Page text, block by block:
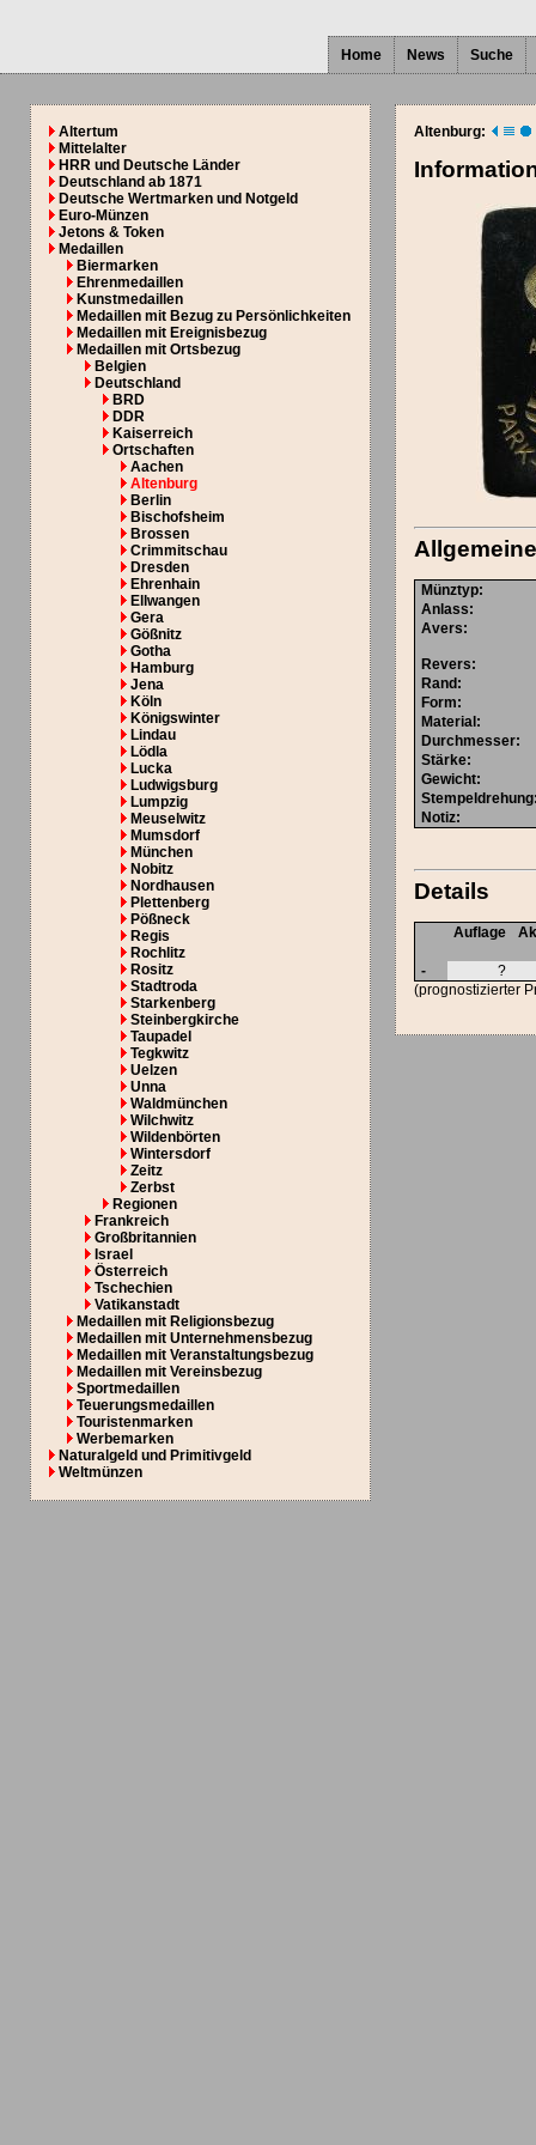
Home News Suche
Altertum
Mittelalter
HRR und Deutsche Länder
Deutschland ab 1871
Deutsche Wertmarken und Notgeld
Euro-Münzen
Jetons & Token
Medaillen
Biermarken
Ehrenmedaillen
Kunstmedaillen
Medaillen mit Bezug zu Persönlichkeiten
Medaillen mit Ereignisbezug
Medaillen mit Ortsbezug
Belgien
Deutschland
BRD
DDR
Kaiserreich
Ortschaften
Aachen
Altenburg
Berlin
Bischofsheim
Brossen
Crimmitschau
Dresden
Ehrenhain
Ellwangen
Gera
Gößnitz
Gotha
Hamburg
Jena
Köln
Königswinter
Lindau
Lödla
Lucka
Ludwigsburg
Lumpzig
Meuselwitz
Mumsdorf
München
Nobitz
Nordhausen
Plettenberg
Pößneck
Regis
Rochlitz
Rositz
Stadtroda
Starkenberg
Steinbergkirche
Taupadel
Tegkwitz
Uelzen
Unna
Waldmünchen
Wilchwitz
Wildenbörten
Wintersdorf
Zeitz
Zerbst
Regionen
Frankreich
Großbritannien
Israel
Österreich
Tschechien
Vatikanstadt
Medaillen mit Religionsbezug
Medaillen mit Unternehmensbezug
Medaillen mit Veranstaltungsbezug
Medaillen mit Vereinsbezug
Sportmedaillen
Teuerungsmedaillen
Touristenmarken
Werbemarken
Naturalgeld und Primitivgeld
Weltmünzen
Altenburg:
Münztyp:
Anlass:
Avers:
Revers:
Rand :
Form:
Material :
Durchmesser:
Stärke:
Gewicht:
Stempeldrehung
Notiz:
Details
Auflage
-
?
(prognostizierter